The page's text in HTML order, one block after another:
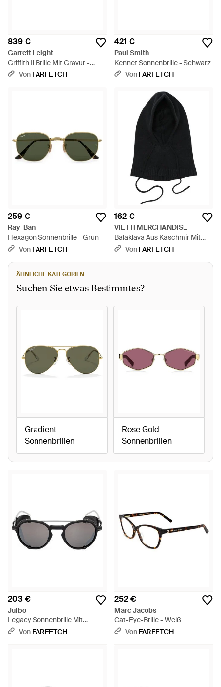
839 €
Garrett Leight
Griffith Ii Brille Mit Gravur -
Natur
Von FARFETCH
421 €
Paul Smith
Kennet Sonnenbrille - Schwarz
Von FARFETCH
259 €
Ray-Ban
Hexagon Sonnenbrille - Grün
Von FARFETCH
ÄHNLICHE KATEGORIEN
Suchen Sie etwas Bestimmtes?
Gradient
Sonnenbrillen
Rose Gold
Sonnenbrillen
162 €
VIETTI MERCHANDISE
Balaklava Aus Kaschmir Mit
Kordelzug - Schwarz
Von FARFETCH
203 €
Julbo
Legacy Sonnenbrille Mit
Rundem Gestell - Schwarz
Von FARFETCH
252 €
Marc Jacobs
Cat-Eye-Brille - Weiß
Von FARFETCH